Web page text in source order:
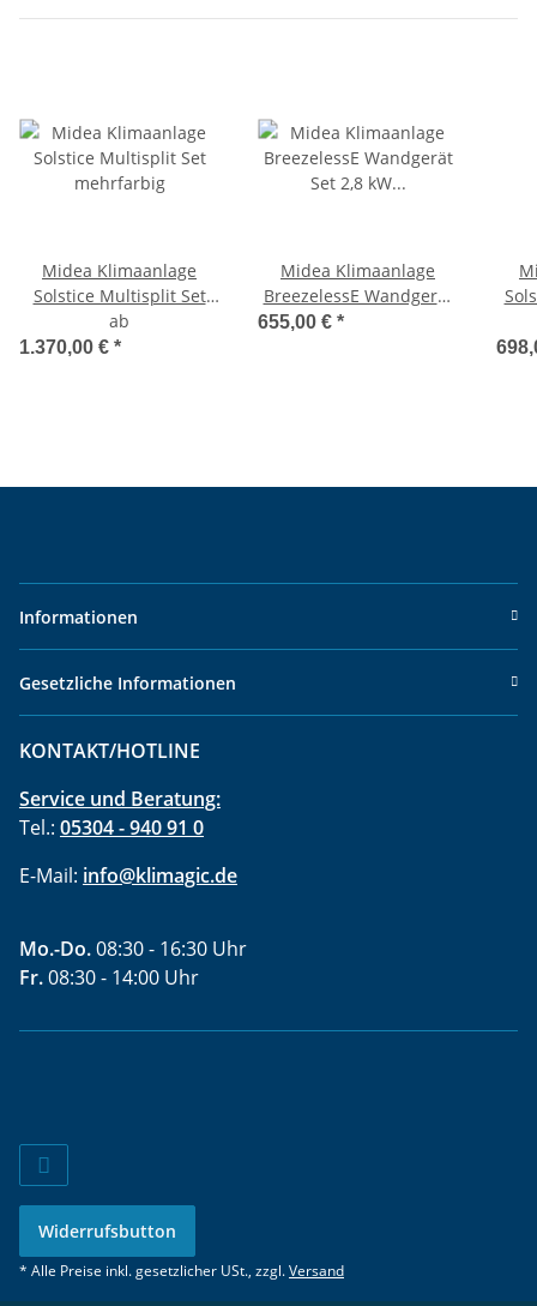
Midea Klimaanlage
Solstice Multisplit Set
mehrfarbig
ab
1.370,00 € *
Midea Klimaanlage
BreezelessE Wandgerät
Set 2,8 kW bis 3,6 kW
655,00 € *
Informationen
Gesetzliche Informationen
KONTAKT/HOTLINE
Service und Beratung:
Tel.: 05304 - 940 91 0
E-Mail: info@klimagic.de
Mo.-Do.08:30 - 16:30 Uhr
Fr.08:30 - 14:00 Uhr
Widerrufsbutton
* Alle Preise inkl. gesetzlicher USt., zzgl.Versand